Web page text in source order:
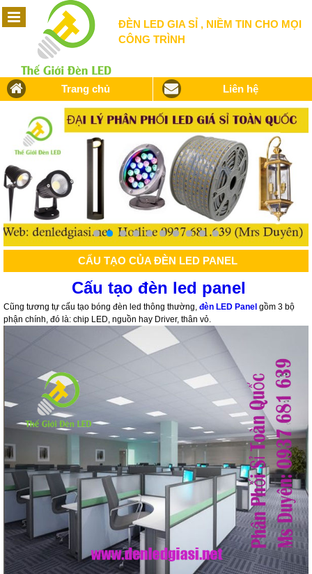
ĐÈN LED GIA SỈ , NIỀM TIN CHO MỌI
CÔNG TRÌNH
Trang chủ Liên hệ
CẤU TẠO CỦA ĐÈN LED PANEL
Cấu tạo đèn led panel
Cũng tương tự cấu tạo bóng đèn led thông thường, đèn LED Panel gồm 3 bộ
phận chính, đó là: chip LED, nguồn hay Driver, thân vỏ.